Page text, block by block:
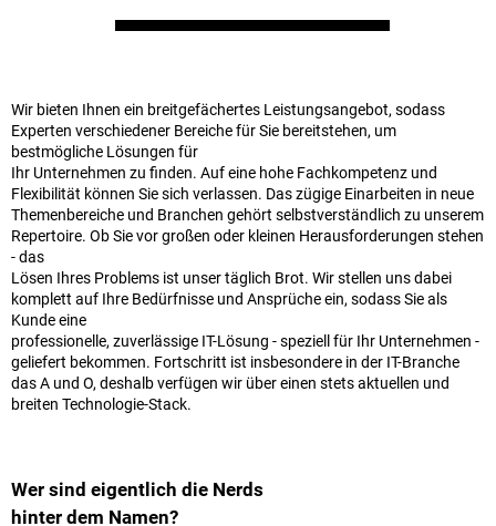
Wir bieten Ihnen ein breitgefächertes Leistungsangebot, sodass
Experten verschiedener Bereiche für Sie bereitstehen, um
bestmögliche Lösungen für
Ihr Unternehmen zu finden. Auf eine hohe Fachkompetenz und
Flexibilität können Sie sich verlassen. Das zügige Einarbeiten in neue
Themenbereiche und Branchen gehört selbstverständlich zu unserem
Repertoire. Ob Sie vor großen oder kleinen Herausforderungen stehen
- das
Lösen Ihres Problems ist unser täglich Brot. Wir stellen uns dabei
komplett auf Ihre Bedürfnisse und Ansprüche ein, sodass Sie als
Kunde eine
professionelle, zuverlässige IT-Lösung - speziell für Ihr Unternehmen -
geliefert bekommen. Fortschritt ist insbesondere in der IT-Branche
das A und O, deshalb verfügen wir über einen stets aktuellen und
breiten Technologie-Stack.
Wer sind eigentlich die Nerds
hinter dem Namen?